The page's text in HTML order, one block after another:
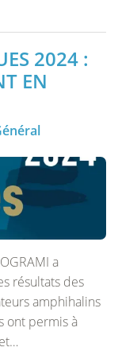
2024 :
EN
a
résultats des
amphihalins
ont permis à